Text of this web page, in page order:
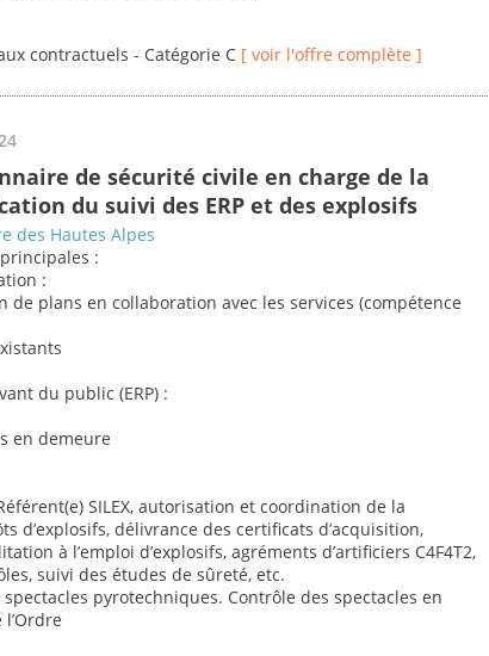
contractuels - Catégorie C [ voir l'offre complète ]
de sécurité civile en charge de la
du suivi des ERP et des explosifs
des Hautes Alpes
:
:
de plans en collaboration avec les services (compétence
du public (ERP) :
en demeure
SILEX, autorisation et coordination de la
d’explosifs, délivrance des certificats d’acquisition,
à l’emploi d’explosifs, agréments d’artificiers C4F4T2,
suivi des études de sûreté, etc.
pyrotechniques. Contrôle des spectacles en